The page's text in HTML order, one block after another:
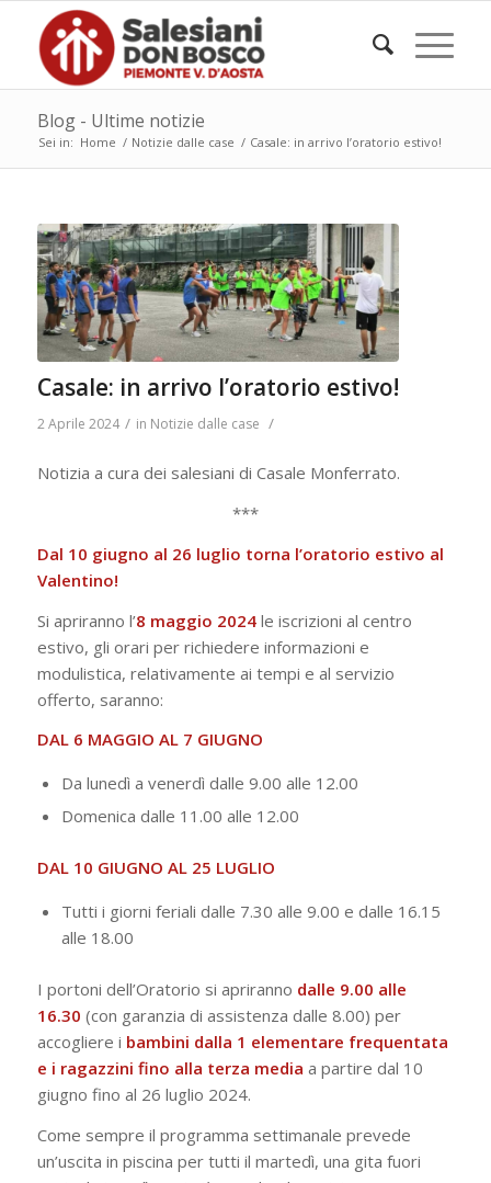
Blog - Ultime notizie
Sei in: Home / Notizie dalle case / Casale: in arrivo l’oratorio estivo!
Casale: in arrivo l’oratorio estivo!
2 Aprile 2024 / in Notizie dalle case /
Notizia a cura dei salesiani di Casale Monferrato.
***
Dal 10 giugno al 26 luglio torna l’oratorio estivo al
Valentino!
Si apriranno l’8 maggio 2024le iscrizioni al centro
estivo, gli orari per richiedere informazioni e
modulistica, relativamente ai tempi e al servizio
offerto, saranno:
DAL 6 MAGGIO AL 7 GIUGNO
Da lunedì a venerdì dalle 9.00 alle 12.00
Domenica dalle 11.00 alle 12.00
DAL 10 GIUGNO AL 25 LUGLIO
Tutti i giorni feriali dalle 7.30 alle 9.00 e dalle 16.15
alle 18.00
I portoni dell’Oratorio si apriranno dalle 9.00 alle
16.30 (con garanzia di assistenza dalle 8.00) per
accogliere i bambini dalla 1 elementare frequentata
e i ragazzini fino alla terza media a partire dal 10
giugno fino al 26 luglio 2024.
Come sempre il programma settimanale prevede
un’uscita in piscina per tutti il martedì, una gita fuori